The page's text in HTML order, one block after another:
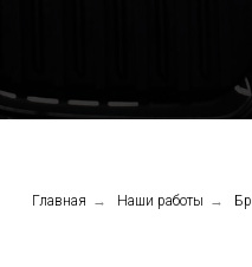
Главная → Наши работы →